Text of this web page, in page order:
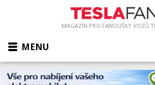
MAGAZÍN PRO FANOUŠKY VOZŮ
MENU